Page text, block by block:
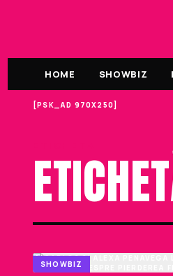
HOME SHOWBIZ
[PSK_AD 970X250]
SHOWBIZ